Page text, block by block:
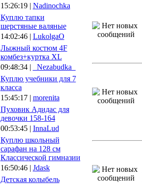
15:26:19 | Nadinochka
Куплю тапки
шерстяные валяные
14:02:46 | LukolgaO
Лыжный костюм 4F
комбез+куртка XL
09:48:34 |
_Nezabudka_
Куплю учебники для 7
класса
15:45:17 | morenita
Пуховик Адидас для
девочки 158-164
00:53:45 | InnaLud
Куплю школьный
сарафан на 128 см
Классической гимназии
16:50:46 | Jdask
Детская колыбель